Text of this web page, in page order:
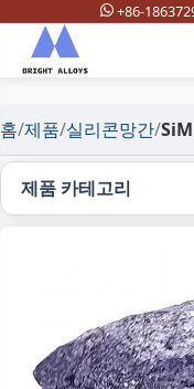
+86-
홈/제품/실리콘망간/
제품 카테고리